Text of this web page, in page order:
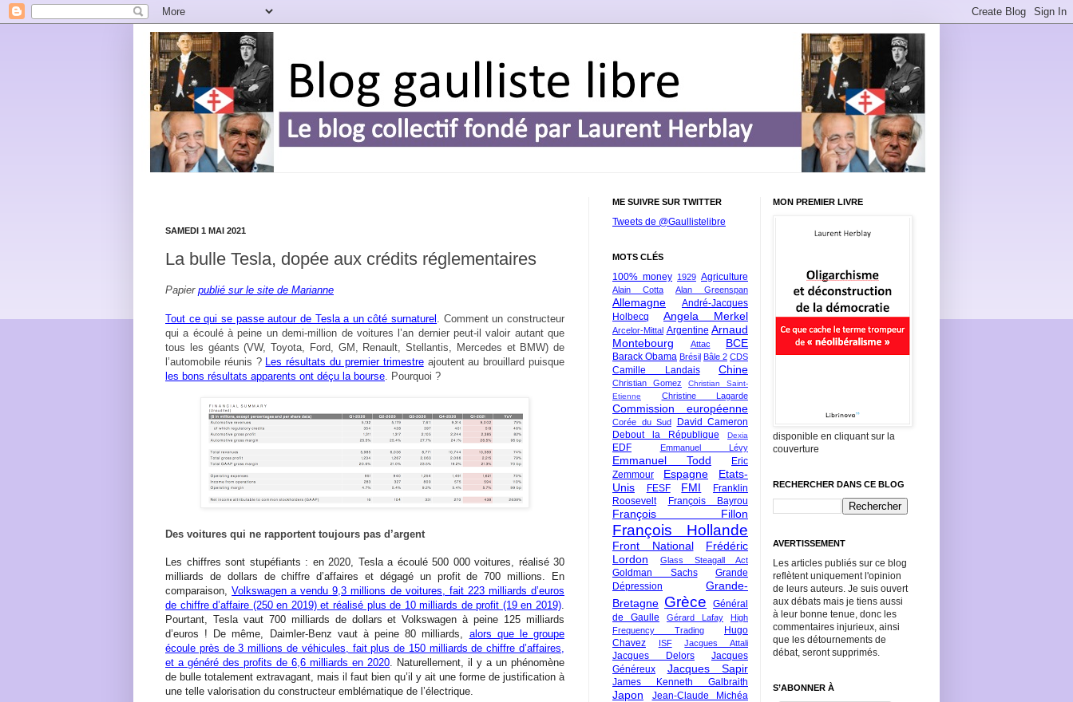
SAMEDI 1 MAI 2021
La bulle Tesla, dopée aux crédits réglementaires
Papier publié sur le site de Marianne
Tout ce qui se passe autour de Tesla a un côté surnaturel . Comment un constructeur
qui a écoulé à peine un demi-million de voitures l’an dernier peut-il valoir autant que
tous les géants (VW, Toyota, Ford, GM, Renault, Stellantis, Mercedes et BMW) de
l’automobile réunis ? Les résultats du premier trimestreajoutent au brouillard puisque
les bons résultats apparents ont déçu la bourse . Pourquoi ?
Des voitures qui ne rapportent toujours pas d’argent
Les chiffres sont stupéfiants : en 2020, Tesla a écoulé 500 000 voitures, réalisé 30
milliards de dollars de chiffre d’affaires et dégagé un profit de 700 millions. En
comparaison,Volkswagen a vendu 9,3 millions de voitures, fait 223 milliards d’euros
de chiffre d’affaire (250 en 2019) et réalisé plus de 10 milliards de profit (19 en 2019)
Pourtant, Tesla vaut 700 milliards de dollars et Volkswagen à peine 125 milliards
d’euros ! De même, Daimler-Benz vaut à peine 80 milliards, alors que le groupe
écoule près de 3 millions de véhicules, fait plus de 150 milliards de chiffre d’affaires,
et a généré des profits de 6,6 milliards en 2020 . Naturellement, il y a un phénomène
de bulle totalement extravagant, mais il faut bien qu’il y ait une forme de justification à
une telle valorisation du constructeur emblématique de l’électrique.
ME SUIVRE SUR TWITTER
Tweets de @Gaullistelibre
MOTS CLÉS
100% money 1929 Agriculture
Alain Cotta Alan Greenspan
Allemagne
André-Jacques
Holbecq
Angela Merkel
Arcelor-Mittal Argentine Arnaud
Montebourg
Attac BCE
Barack Obama Brésil Bâle 2 CDS
Camille Landais Chine
Christian Gomez
Christian Saint-
Etienne
Christine Lagarde
Commission européenne
Corée du Sud
David Cameron
Debout la République
Dexia
EDF Emmanuel Lévy
Emmanuel Todd
Eric
Zemmour
Espagne
Etats-
Unis
FESF FMI
Franklin
Roosevelt
François Bayrou
François Fillon
François Hollande
Front National
Frédéric
Lordon
Glass Steagall Act
Goldman Sachs
Grande
Dépression
Grande-
Bretagne Grèce
Général
de Gaulle
Gérard Lafay
High
Frequency Trading
Hugo
Chavez
ISF Jacques Attali
Jacques Delors
Jacques
Généreux
Jacques Sapir
James Kenneth Galbraith
Japon Jean-Claude Michéa
MON PREMIER LIVRE
disponible en cliquant sur la
couverture
RECHERCHER DANS CE BLOG
AVERTISSEMENT
Les articles publiés sur ce blog
reflètent uniquement l'opinion
de leurs auteurs. Je suis ouvert
aux débats mais je tiens aussi
à leur bonne tenue, donc les
commentaires injurieux, ainsi
que les détournements de
débat, seront supprimés.
S’ABONNER À